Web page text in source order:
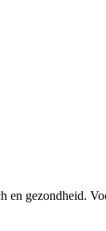
en gezondheid.